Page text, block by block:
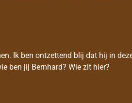
Ik ben ontzettend blij dat hij in
ben jij Bernhard? Wie zit hier?